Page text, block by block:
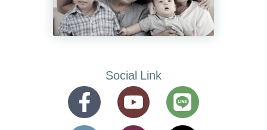
Social Link